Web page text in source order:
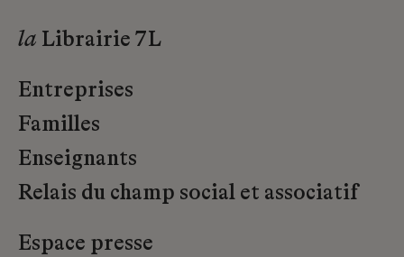
la Librairie 7L
Entreprises
Familles
Enseignants
Relais du champ social et associatif
Espace presse